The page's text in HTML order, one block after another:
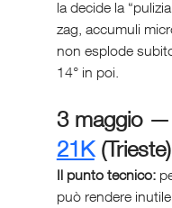
la decide la
zag, accumuli
non esplode
14° in poi.
3 maggio
21K (Trieste)
Il punto tecnico:
può rendere